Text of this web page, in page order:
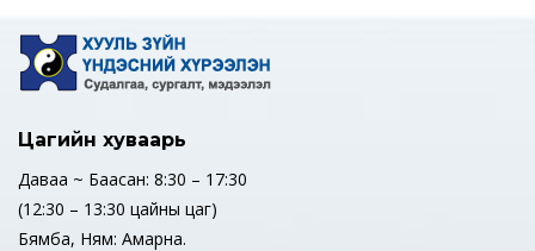
Цагийн хуваарь
Даваа ~ Баасан: 8:30 – 17:30
(12:30 – 13:30 цайны цаг)
Бямба, Ням: Амарна.